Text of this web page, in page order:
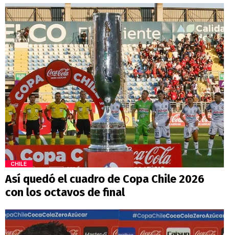
CHILE
Así quedó el cuadro de Copa Chile 2026
con los octavos de final